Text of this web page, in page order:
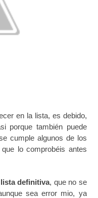
en la lista, es debido,
porque también puede
cumple algunos de los
lo comprobéis antes
definitiva, que no se
sea error mio, ya